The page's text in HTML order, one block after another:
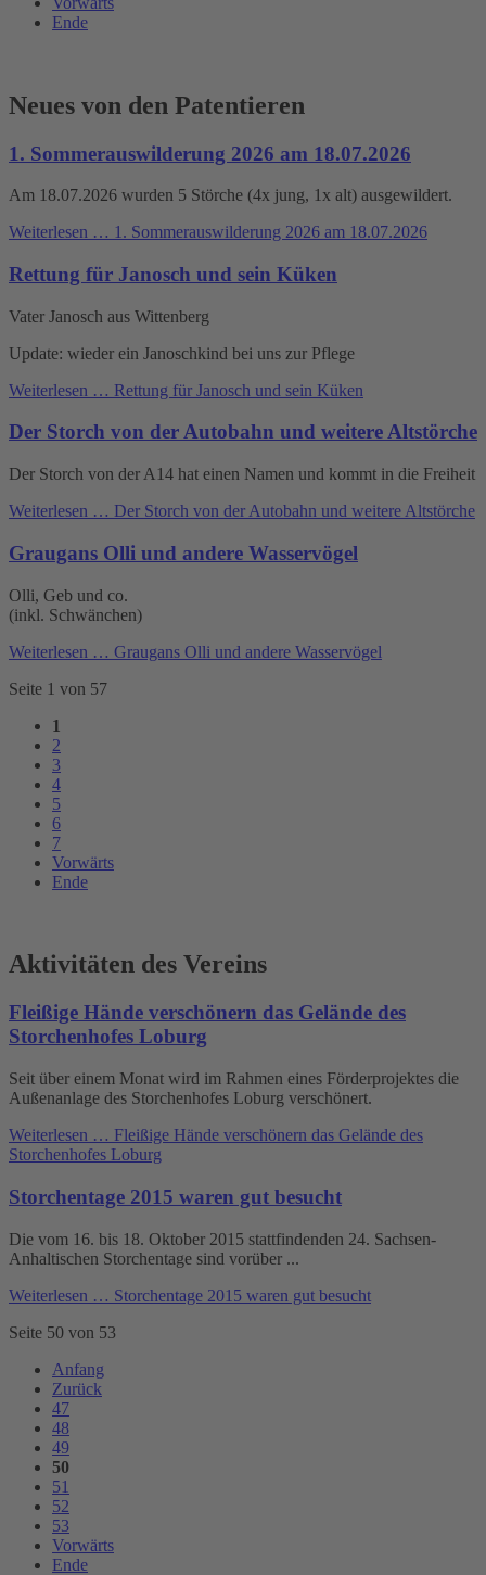
Ende
Neues von den Patentieren
1. Sommerauswilderung 2026 am 18.07.2026
Am 18.07.2026 wurden 5 Störche (4x jung, 1x alt) ausgewildert.
Weiterlesen … 1. Sommerauswilderung 2026 am 18.07.2026
Rettung für Janosch und sein Küken
Vater Janosch aus Wittenberg
Update: wieder ein Janoschkind bei uns zur Pflege
Weiterlesen … Rettung für Janosch und sein Küken
Der Storch von der Autobahn und weitere Altstörche
Der Storch von der A14 hat einen Namen und kommt in die Freiheit
Weiterlesen … Der Storch von der Autobahn und weitere Altstörche
Graugans Olli und andere Wasservögel
Olli, Geb und co.
(inkl. Schwänchen)
Weiterlesen … Graugans Olli und andere Wasservögel
Seite 1 von 57
1
2
3
4
5
6
7
Vorwärts
Ende
Aktivitäten des Vereins
Fleißige Hände verschönern das Gelände des
Storchenhofes Loburg
Seit über einem Monat wird im Rahmen eines Förderprojektes die
Außenanlage des Storchenhofes Loburg verschönert.
Weiterlesen … Fleißige Hände verschönern das Gelände des
Storchenhofes Loburg
Storchentage 2015 waren gut besucht
Die vom 16. bis 18. Oktober 2015 stattfindenden 24. Sachsen-
Anhaltischen Storchentage sind vorüber ...
Weiterlesen … Storchentage 2015 waren gut besucht
Seite 50 von 53
Anfang
Zurück
47
48
49
50
51
52
53
Vorwärts
Ende